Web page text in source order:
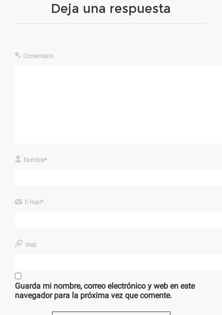
Deja una respuesta
Comentario
Nombre*
E-mail *
Web
Guarda mi nombre, correo electrónico y web en este
navegador para la próxima vez que comente.